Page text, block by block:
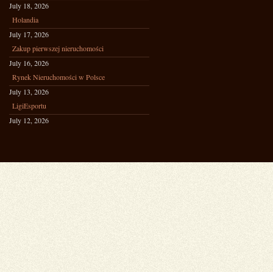
July 18, 2026
Holandia
July 17, 2026
Zakup pierwszej nieruchomości
July 16, 2026
Rynek Nieruchomości w Polsce
July 13, 2026
LigiEsportu
July 12, 2026